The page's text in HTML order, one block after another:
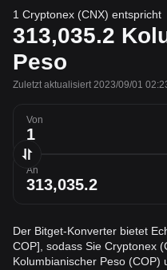
1 Cryptonex (CNX) entspricht
313,035.2
Peso
Zuletzt aktualisiert 2023/09/01
Von
An
Der Bitget-Konverter bietet
COP], sodass Sie Cryptonex
Kolumbianischer Peso (COP)